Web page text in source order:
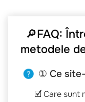
🔎FAQ:
metodele
① Ce
🗹 Care sunt